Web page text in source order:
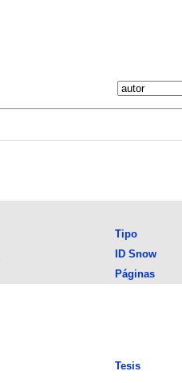
Tipo
ID Snow
Páginas
Tesis